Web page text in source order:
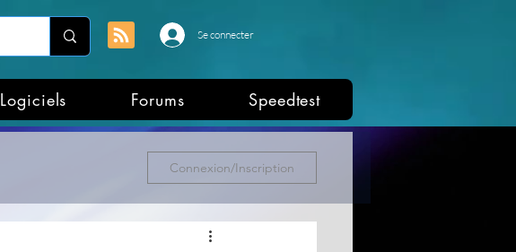
Se connecter
Logiciels Forums Speedtest
Connexion/Inscription